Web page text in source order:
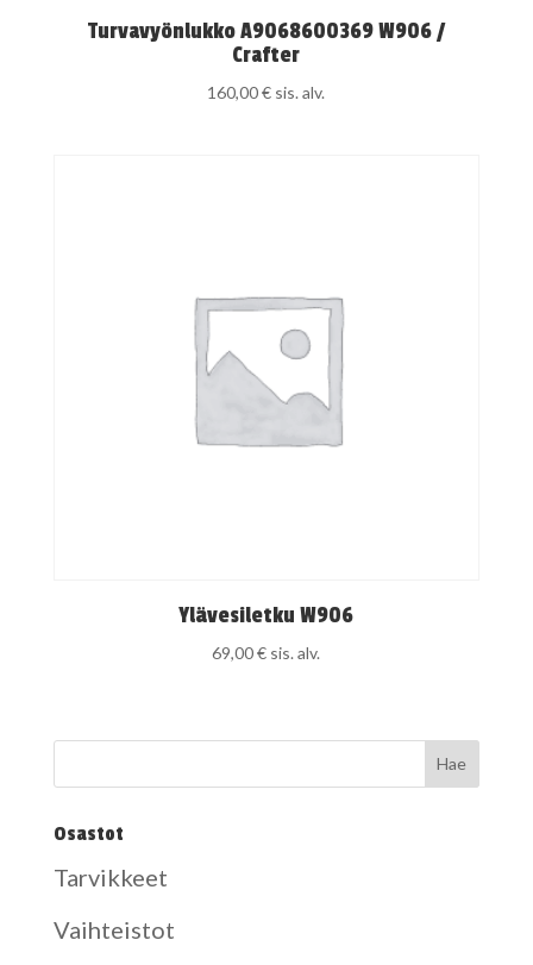
Turvavyönlukko A9068600369 W906 /
Crafter
160,00€ sis. alv.
Ylävesiletku W906
69,00€ sis. alv.
Osastot
Tarvikkeet
Vaihteistot